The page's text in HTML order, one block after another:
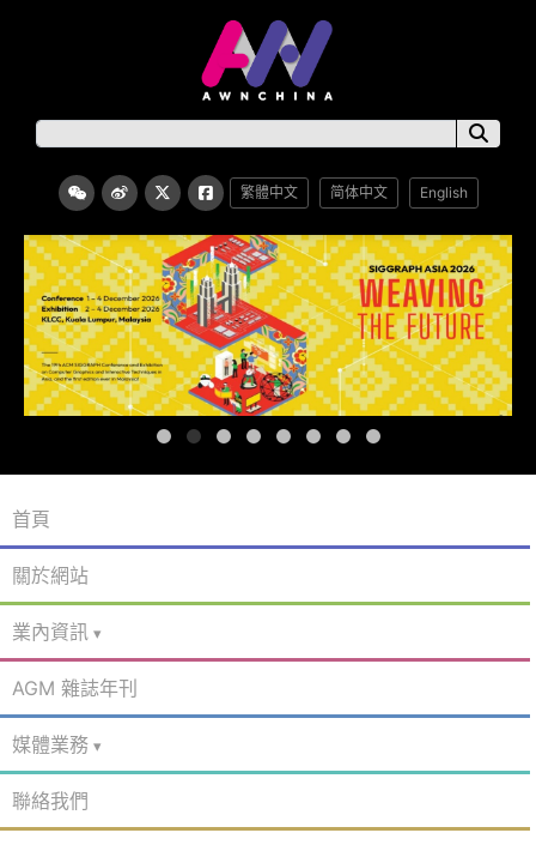
繁體中文 简体中文 English
首頁
關於網站
業內資訊
AGM 雜誌年刊
媒體業務
聯絡我們